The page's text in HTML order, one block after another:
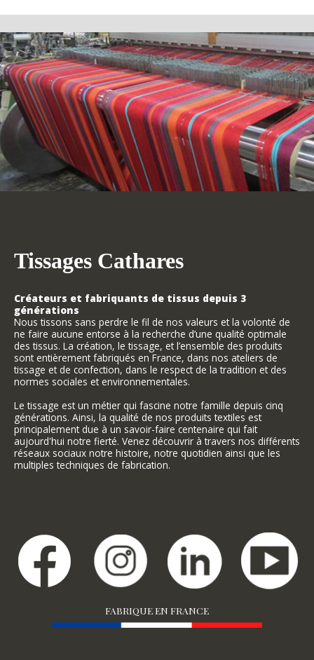
Tissages Cathares
Créateurs et fabriquants de tissus depuis 3
générations
Nous tissons sans perdre le fil de nos valeurs et la volonté de
ne faire aucune entorse à la recherche d’une qualité optimale
des tissus. La création, le tissage, et l’ensemble des produits
sont entièrement fabriqués en France, dans nos ateliers de
tissage et de confection, dans le respect de la tradition et des
normes sociales et environnementales.
Le tissage est un métier qui fascine notre famille depuis cinq
générations. Ainsi, la qualité de nos produits textiles est
principalement due à un savoir-faire centenaire qui fait
aujourd'hui notre fierté. Venez découvrir à travers nos différents
réseaux sociaux notre histoire, notre quotidien ainsi que les
multiples techniques de fabrication.
FABRIQUE EN FRANCE